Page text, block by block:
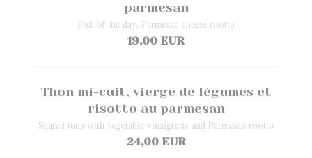
parmesan
Fish of the day, Parmesan cheese risotto
19,00 EUR
Thon mi-cuit, vierge de légumes et
risotto au parmesan
Seared tuna with vegetable vinaigrette and Parmesan risotto
24,00 EUR